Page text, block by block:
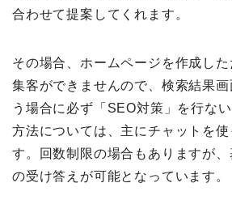
合わせて提案してくれます。
その場合、ホームページを作成した
集客ができませんので、検索結果
う場合に必ず「SEO対策」を行な
方法については、主にチャットを
す。回数制限の場合もありますが
の受け答えが可能となっています。